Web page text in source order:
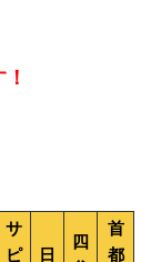
サ
ピ
日
四
首
都